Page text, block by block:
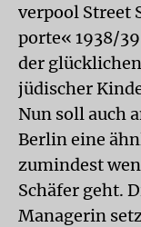
verpool Street
porte« 1938/
der
jüdischer
Nun soll auch
Berlin eine
zumindest
Schäfer geht.
Managerin